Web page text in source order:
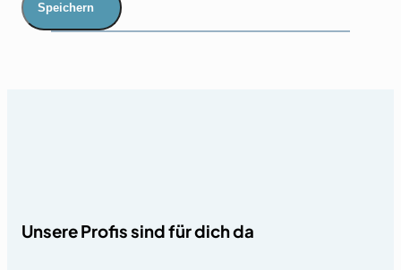
Speichern
Unsere Profis sind für dich da